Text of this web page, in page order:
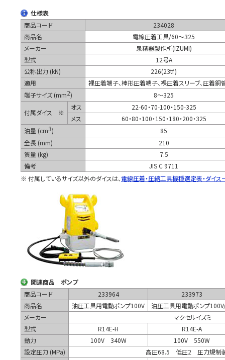
仕様表
商品コード
234028
商品名
電線圧着工具/60～325
メーカー
泉精器製作所(IZUMI)
型式
12号A
公称出力 (kN)
226(23tf)
適用
裸圧着端子、棒形圧着端子、裸圧着スリーブ、圧着銅
端子サイズ (mm2) 8～325
付属ダイス ※
オス
22-60・70-100・150-325
メス
60・80・100・150・180・200・325
油量 (cm3)
85
全長 (mm)
210
質量 (kg)
7.5
備考
JIS C 9711
※ 付属しているサイズ以外のダイスは、電線圧着・圧縮工具機種選定表・ダイス
関連商品 ポンプ
商品コード
233964
233973
商品名
油圧工具用電動ポンプ100V
油圧工具用電動ポンプ
メーカー
マクセルイズミ
型式
R14E-H
R14E-A
動力
100V 340W
100V 550W
設定圧力 (MPa)
高圧68.5 低圧2 圧力規制